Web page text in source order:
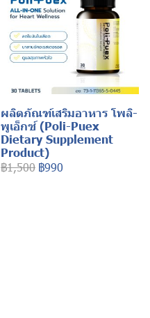
ผลิตภัณฑ์เสริมอาหาร โพลิ-
พูเอ็กซ์ (Poli-Puex
Dietary Supplement
Product)
฿1,500 ฿990